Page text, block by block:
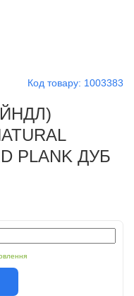
Код товару: 1003383
PLANK ДУБ